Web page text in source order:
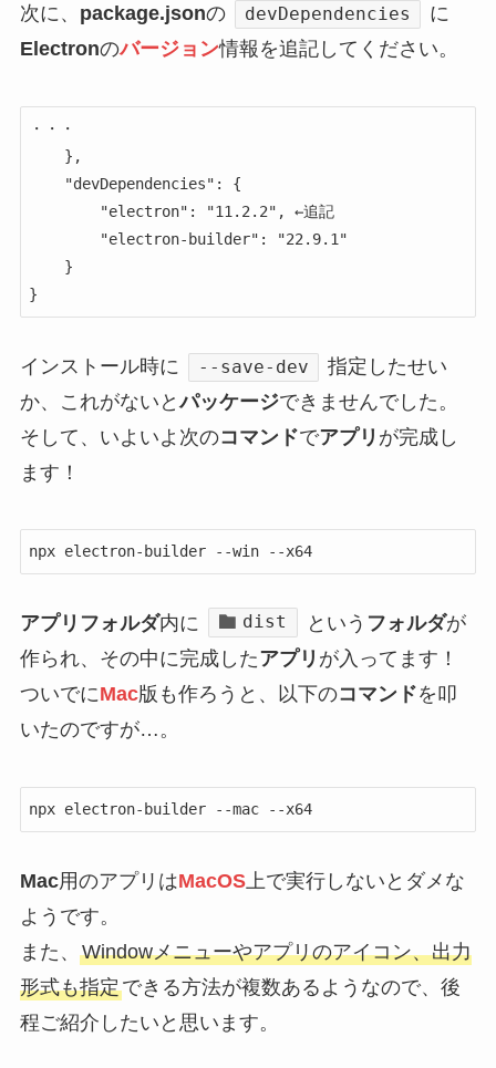
次に、 package.jsonの devDependencies
に
Electronのバージョン情報を追記してください。
・・・
}
インストール時に --save-dev
指定したせい
か、これがないとパッケージできませんでした。
そして、いよいよ次のコマンドでアプリ が完成し
ます！
npx electron-builder --win --x64
アプリフォルダ内に dist という フォルダが
作られ、その中に完成したアプリ が入ってます！
ついでにMac版も作ろうと、以下のコマンドを叩
いたのですが…。
npx electron-builder --mac --x64
Mac用のアプリはMacOS上で実行しないとダメな
ようです。
また、 Windowメニューやアプリのアイコン、出力
形式も指定できる方法が複数あるようなので、後
程ご紹介したいと思います。